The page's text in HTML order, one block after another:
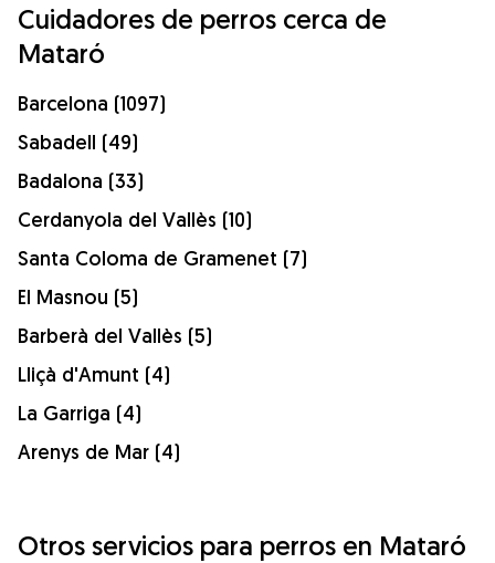
Cuidadores de perros cerca de
Mataró
Barcelona (1097)
Sabadell (49)
Badalona (33)
Cerdanyola del Vallès (10)
Santa Coloma de Gramenet (7)
El Masnou (5)
Barberà del Vallès (5)
Lliçà d'Amunt (4)
La Garriga (4)
Arenys de Mar (4)
Otros servicios para perros en Mataró